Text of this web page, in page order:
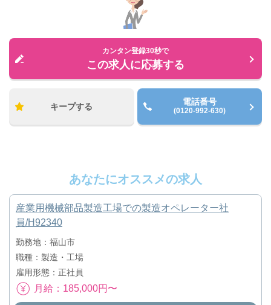
カンタン登録30秒で
この求人に応募する
キープする 電話番号
(0120-992-630)
あなたにオススメの求人
産業用機械部品製造工場での製造オペレーター社
員/H92340
勤務地：福山市
職種：製造・工場
雇用形態：正社員
月給：185,000円〜